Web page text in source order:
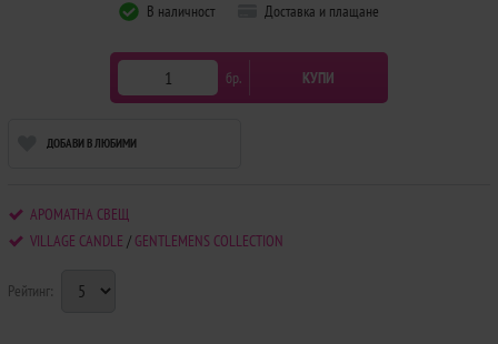
В наличност Доставка и плащане
бр. КУПИ
ДОБАВИ В ЛЮБИМИ
АРОМАТНА СВЕЩ
VILLAGE CANDLE / GENTLEMENS COLLECTION
Рейтинг: